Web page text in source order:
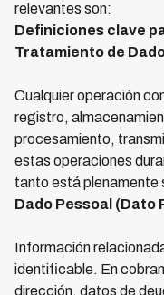
relevantes son:
Definiciones clave
Tratamiento de
Cualquier operación
registro,
procesamiento,
estas operaciones
tanto está plenamente
Dado Pessoal (Dato
Información
identificable. En
dirección, datos de